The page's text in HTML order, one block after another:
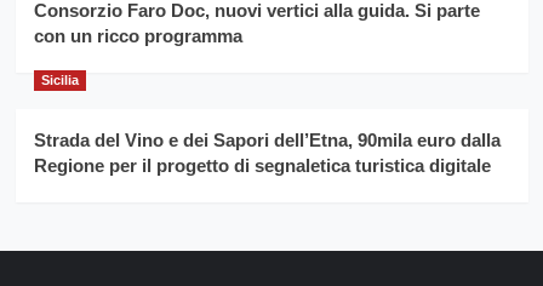
Consorzio Faro Doc, nuovi vertici alla guida. Si parte
con un ricco programma
Sicilia
Strada del Vino e dei Sapori dell’Etna, 90mila euro dalla
Regione per il progetto di segnaletica turistica digitale